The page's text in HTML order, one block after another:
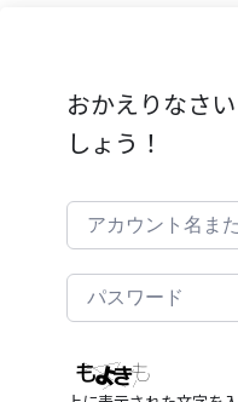
おかえりなさ
しょう！